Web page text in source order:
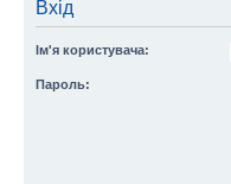
Вхід
Ім'я користувача:
Пароль: